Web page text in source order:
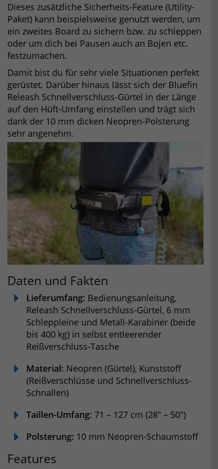
Dieses zusätzliche Sicherheits-Feature (Utility-
Paket) kann beispielsweise genutzt werden, um
ein zweites Board zu sichern bzw. zu schleppen
oder um dich bei Pausen auch an Bojen etc.
festzumachen.
Damit bist du für sehr viele Situationen perfekt
gerüstet. Darüber hinaus lässt sich der Bluefin
Releash Schnellverschluss-Gürtel in der Länge
auf den Hüft-Umfang einstellen und trägt sich
dank der 10 mm dicken Neopren-Polsterung
sehr angenehm.
Daten und Fakten
Lieferumfang: Bedienungsanleitung,
Releash Schnellverschluss-Gürtel, 6 mm
Schleppleine und Metall-Karabiner (beide
bis 400 kg) in selbst entleerender
Reißverschluss-Tasche
Material: Neopren (Gürtel), Kunststoff
(Reißverschlüsse und Schnellverschluss-
Schnallen)
Taillen-Umfang: 71 – 127 cm (28″ – 50″)
Polsterung: 10 mm Neopren-Schaumstoff
Features